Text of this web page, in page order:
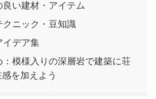
良い建材・アイテム
クニック・豆知識
イデア集
：模様入りの深層岩で建築に荘
を加えよう